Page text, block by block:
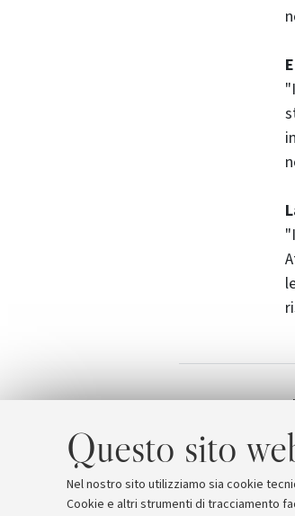
Questo sito
Nel nostro sito utilizziamo sia cookie
Cookie e altri strumenti di tracciamento